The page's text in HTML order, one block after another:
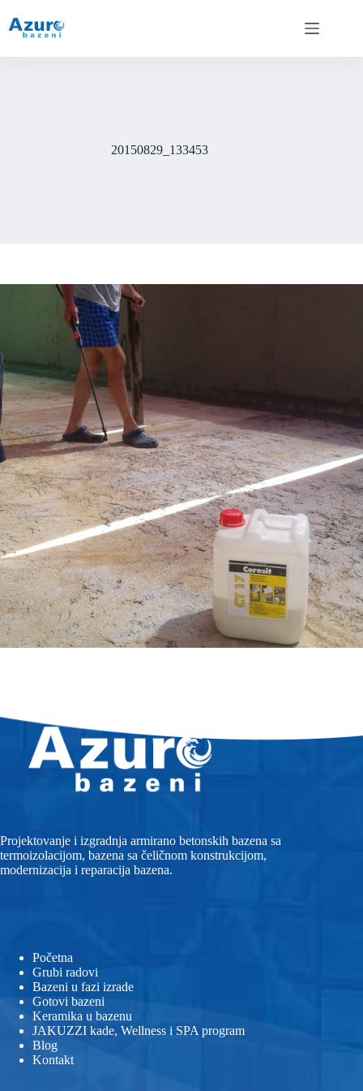
content
20150829_133453
Projektovanje i izgradnja armirano betonskih bazena sa
termoizolacijom, bazena sa čeličnom konstrukcijom,
modernizacija i reparacija bazena.
Početna
Grubi radovi
Bazeni u fazi izrade
Gotovi bazeni
Keramika u bazenu
JAKUZZI kade, Wellness i SPA program
Blog
Kontakt